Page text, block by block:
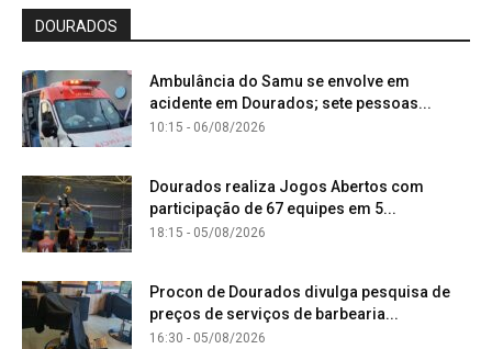
DOURADOS
Ambulância do Samu se envolve em
acidente em Dourados; sete pessoas...
10:15 - 06/08/2026
Dourados realiza Jogos Abertos com
participação de 67 equipes em 5...
18:15 - 05/08/2026
Procon de Dourados divulga pesquisa de
preços de serviços de barbearia...
16:30 - 05/08/2026